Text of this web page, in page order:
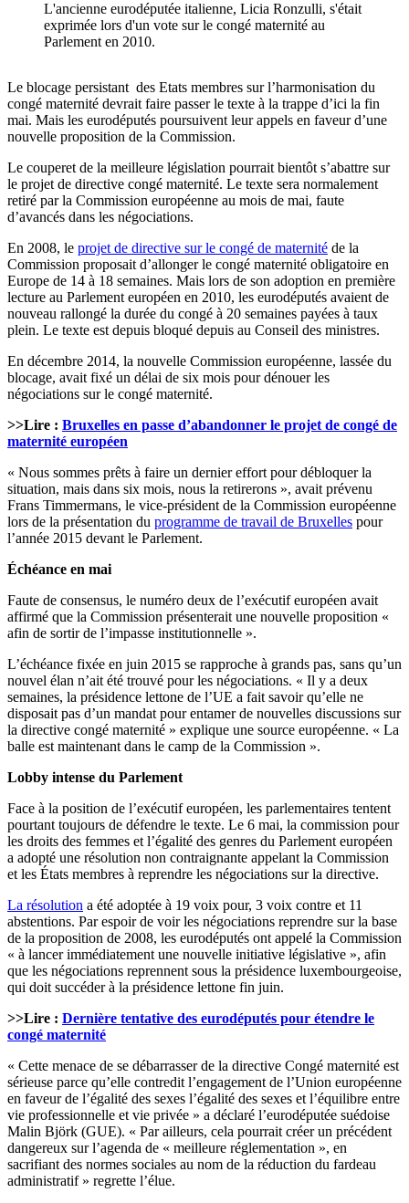
L'ancienne eurodéputée italienne, Licia Ronzulli, s'était
exprimée lors d'un vote sur le congé maternité au
Parlement en 2010.
Le blocage persistant des Etats membres sur l’harmonisation du
congé maternité devrait faire passer le texte à la trappe d’ici la fin
mai. Mais les eurodéputés poursuivent leur appels en faveur d’une
nouvelle proposition de la Commission.
Le couperet de la meilleure législation pourrait bientôt s’abattre sur
le projet de directive congé maternité. Le texte sera normalement
retiré par la Commission européenne au mois de mai, faute
d’avancés dans les négociations.
En 2008, le projet de directive sur le congé de maternité de la
Commission proposait d’allonger le congé maternité obligatoire en
Europe de 14 à 18 semaines. Mais lors de son adoption en première
lecture au Parlement européen en 2010, les eurodéputés avaient de
nouveau rallongé la durée du congé à 20 semaines payées à taux
plein. Le texte est depuis bloqué depuis au Conseil des ministres.
En décembre 2014, la nouvelle Commission européenne, lassée du
blocage, avait fixé un délai de six mois pour dénouer les
négociations sur le congé maternité.
>>Lire : Bruxelles en passe d’abandonner le projet de congé de
maternité européen
« Nous sommes prêts à faire un dernier effort pour débloquer la
situation, mais dans six mois, nous la retirerons », avait prévenu
Frans Timmermans, le vice-président de la Commission européenne
lors de la présentation du programme de travail de Bruxelles pour
l’année 2015 devant le Parlement.
Échéance en mai
Faute de consensus, le numéro deux de l’exécutif européen avait
affirmé que la Commission présenterait une nouvelle proposition «
afin de sortir de l’impasse institutionnelle ».
L’échéance fixée en juin 2015 se rapproche à grands pas, sans qu’un
nouvel élan n’ait été trouvé pour les négociations. « Il y a deux
semaines, la présidence lettone de l’UE a fait savoir qu’elle ne
disposait pas d’un mandat pour entamer de nouvelles discussions sur
la directive congé maternité » explique une source européenne. « La
balle est maintenant dans le camp de la Commission ».
Lobby intense du Parlement
Face à la position de l’exécutif européen, les parlementaires tentent
pourtant toujours de défendre le texte. Le 6 mai, la commission pour
les droits des femmes et l’égalité des genres du Parlement européen
a adopté une résolution non contraignante appelant la Commission
et les États membres à reprendre les négociations sur la directive.
La résolution a été adoptée à 19 voix pour, 3 voix contre et 11
abstentions. Par espoir de voir les négociations reprendre sur la base
de la proposition de 2008, les eurodéputés ont appelé la Commission
« à lancer immédiatement une nouvelle initiative législative », afin
que les négociations reprennent sous la présidence luxembourgeoise,
qui doit succéder à la présidence lettone fin juin.
>>Lire : Dernière tentative des eurodéputés pour étendre le
congé maternité
« Cette menace de se débarrasser de la directive Congé maternité est
sérieuse parce qu’elle contredit l’engagement de l’Union européenne
en faveur de l’égalité des sexes l’égalité des sexes et l’équilibre entre
vie professionnelle et vie privée » a déclaré l’eurodéputée suédoise
Malin Björk (GUE). « Par ailleurs, cela pourrait créer un précédent
dangereux sur l’agenda de « meilleure réglementation », en
sacrifiant des normes sociales au nom de la réduction du fardeau
administratif » regrette l’élue.